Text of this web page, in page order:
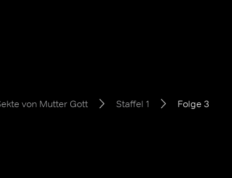
von Mutter Gott Staffel 1 Folge 3